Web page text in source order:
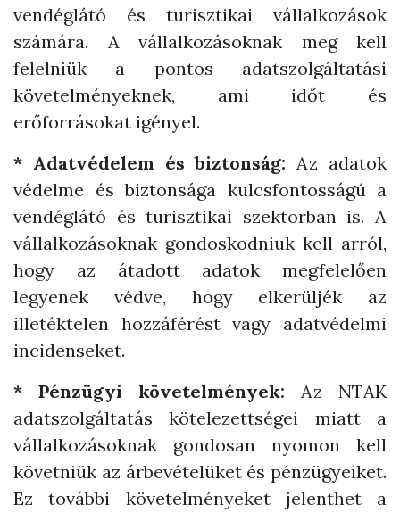
vendéglátó és turisztikai vállalkozások
számára. A vállalkozásoknak meg kell
felelniük a pontos adatszolgáltatási
követelményeknek, ami időt és
erőforrásokat igényel.
* Adatvédelem és biztonság: Az adatok
védelme és biztonsága kulcsfontosságú a
vendéglátó és turisztikai szektorban is. A
vállalkozásoknak gondoskodniuk kell arról,
hogy az átadott adatok megfelelően
legyenek védve, hogy elkerüljék az
illetéktelen hozzáférést vagy adatvédelmi
incidenseket.
* Pénzügyi követelmények: Az NTAK
adatszolgáltatás kötelezettségei miatt a
vállalkozásoknak gondosan nyomon kell
követniük az árbevételüket és pénzügyeiket.
Ez további követelményeket jelenthet a